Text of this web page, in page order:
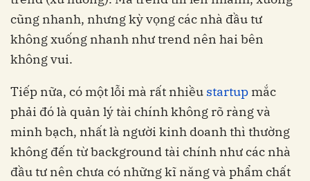
cũng nhanh, nhưng kỳ vọng các nhà đầu tư
không xuống nhanh như trend nên hai bên
không vui.
Tiếp nữa, có một lỗi mà rất nhiều startup mắc
phải đó là quản lý tài chính không rõ ràng và
minh bạch, nhất là người kinh doanh thì thường
không đến từ background tài chính như các nhà
đầu tư nên chưa có những kĩ năng và phẩm chất